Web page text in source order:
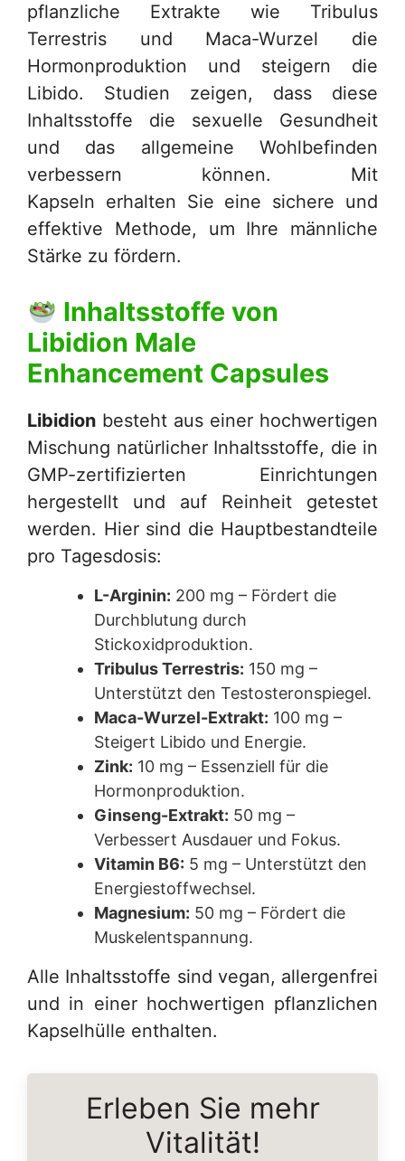
pflanzliche Extrakte wie Tribulus
Terrestris und Maca-Wurzel die
Hormonproduktion und steigern die
Libido. Studien zeigen, dass diese
Inhaltsstoffe die sexuelle Gesundheit
und das allgemeine Wohlbefinden
verbessern können. Mit
Kapseln erhalten Sie eine sichere und
effektive Methode, um Ihre männliche
Stärke zu fördern.
Inhaltsstoffe von
Libidion Male
Enhancement Capsules
Libidion besteht aus einer hochwertigen
Mischung natürlicher Inhaltsstoffe, die in
GMP-zertifizierten Einrichtungen
hergestellt und auf Reinheit getestet
werden. Hier sind die Hauptbestandteile
pro Tagesdosis:
L-Arginin: 200 mg – Fördert die
Durchblutung durch
Stickoxidproduktion.
Tribulus Terrestris: 150 mg –
Unterstützt den Testosteronspiegel.
Maca-Wurzel-Extrakt: 100 mg –
Steigert Libido und Energie.
Zink: 10 mg – Essenziell für die
Hormonproduktion.
Ginseng-Extrakt: 50 mg –
Verbessert Ausdauer und Fokus.
Vitamin B6: 5 mg – Unterstützt den
Energiestoffwechsel.
Magnesium: 50 mg – Fördert die
Muskelentspannung.
Alle Inhaltsstoffe sind vegan, allergenfrei
und in einer hochwertigen pflanzlichen
Kapselhülle enthalten.
Erleben Sie mehr
Vitalität!